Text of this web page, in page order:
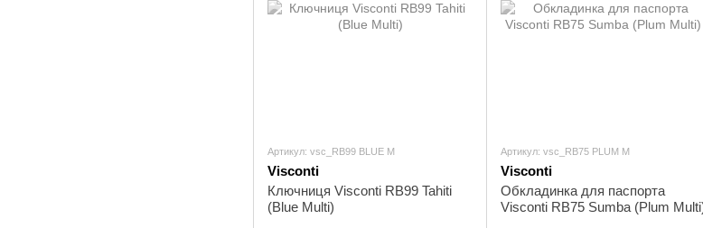
Артикул: vsc_RB99 BLUE M
Visconti
Ключниця Visconti RB99 Tahiti
(Blue Multi)
Артикул: vsc_RB75 PLUM M
Visconti
Обкладинка для паспорта
Visconti RB75 Sumba (Plum